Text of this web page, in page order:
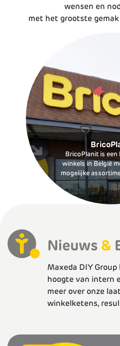
wensen en
met het grootste
BricoPlanit is een
winkels in België
mogelijke
Nieuws &
Maxeda DIY
hoogte van intern
meer over onze
winkelketens,